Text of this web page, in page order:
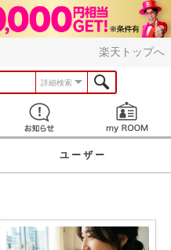
楽天トップへ
詳細検索
見つける お知らせ
ユーザー